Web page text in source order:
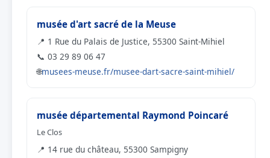
musée d'art sacré de la Meuse
📍 1 Rue du Palais de Justice, 55300 Saint-Mihiel
📞 03 29 89 06 47
🌐musees-meuse.fr/musee-dart-sacre-saint-mihiel/
musée départemental Raymond Poincaré
Le Clos
📍 14 rue du château, 55300 Sampigny